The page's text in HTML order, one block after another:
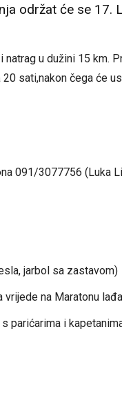
održat će se 17.
u dužini 15 km.
sati,nakon čega će
091/3077756 (Luka
jarbol sa zastavom)
na Maratonu
parićarima i